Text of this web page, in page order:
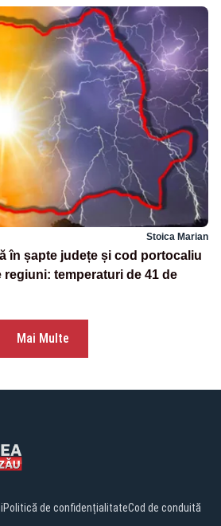
Stoica Marian
în șapte județe și cod portocaliu
regiuni: temperaturi de 41 de
Mai Multe
Politică de confidențialitateCod de conduită